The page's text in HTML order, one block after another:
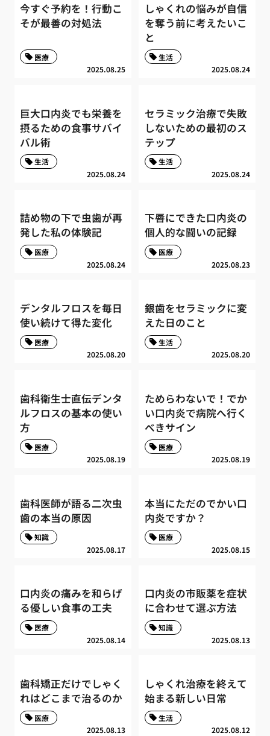
今すぐ予約を！行動こ
そが最善の対処法
2025.08.25
医療
しゃくれの悩みが自信
を奪う前に考えたいこ
と
2025.08.24
生活
巨大口内炎でも栄養を
摂るための食事サバイ
バル術
2025.08.24
生活
セラミック治療で失敗
しないための最初のス
テップ
2025.08.24
生活
詰め物の下で虫歯が再
発した私の体験記
2025.08.24
医療
下唇にできた口内炎の
個人的な闘いの記録
2025.08.23
医療
デンタルフロスを毎日
使い続けて得た変化
2025.08.20
医療
銀歯をセラミックに変
えた日のこと
2025.08.20
生活
歯科衛生士直伝デンタ
ルフロスの基本の使い
方
2025.08.19
医療
ためらわないで！でか
い口内炎で病院へ行く
べきサイン
2025.08.19
医療
歯科医師が語る二次虫
歯の本当の原因
2025.08.17
知識
本当にただのでかい口
内炎ですか？
2025.08.15
医療
口内炎の痛みを和らげ
る優しい食事の工夫
2025.08.14
医療
口内炎の市販薬を症状
に合わせて選ぶ方法
2025.08.13
知識
歯科矯正だけでしゃく
れはどこまで治るのか
2025.08.13
医療
しゃくれ治療を終えて
始まる新しい日常
2025.08.12
生活